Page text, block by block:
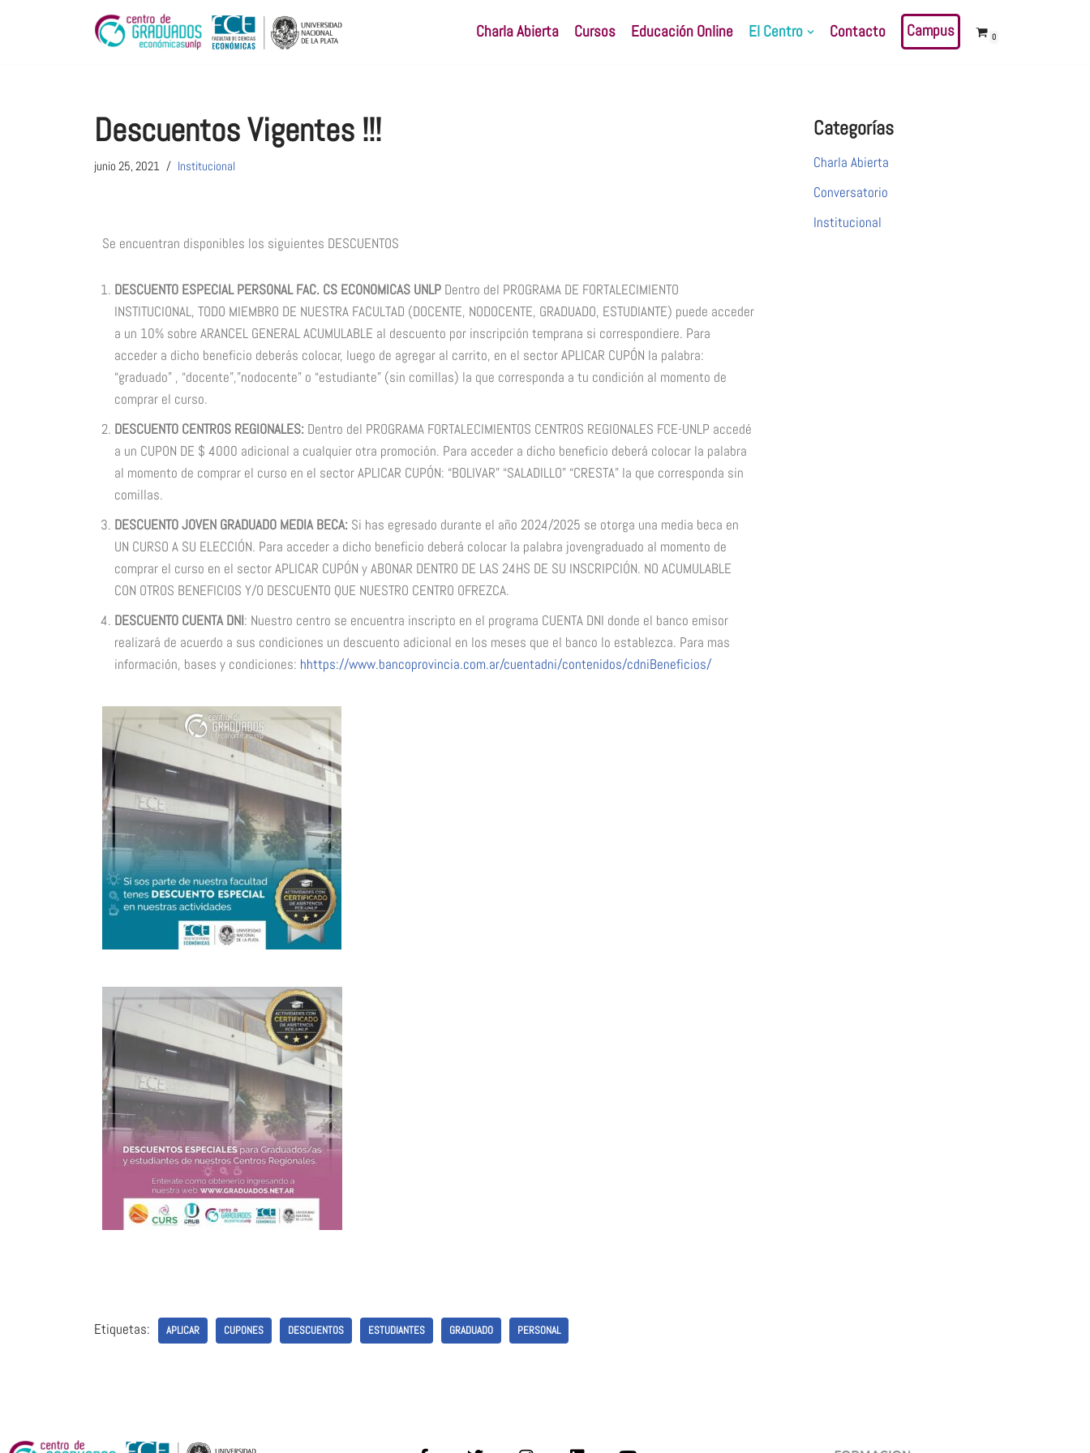
Charla Abierta Cursos Educación Online El Centro Contacto Campus 0
Descuentos Vigentes !!!
junio 25, 2021 Institucional
Se encuentran disponibles los siguientes DESCUENTOS
DESCUENTO ESPECIAL PERSONAL FAC. CS ECONOMICAS UNLP Dentro del PROGRAMA DE FORTALECIMIENTO
INSTITUCIONAL, TODO MIEMBRO DE NUESTRA FACULTAD (DOCENTE, NODOCENTE, GRADUADO, ESTUDIANTE) puede acceder
a un 10% sobre ARANCEL GENERAL ACUMULABLE al descuento por inscripción temprana si correspondiere. Para
acceder a dicho beneficio deberás colocar, luego de agregar al carrito, en el sector APLICAR CUPÓN la palabra:
“graduado” , “docente”,”nodocente” o “estudiante” (sin comillas) la que corresponda a tu condición al momento de
comprar el curso.
DESCUENTO CENTROS REGIONALES: Dentro del PROGRAMA FORTALECIMIENTOS CENTROS REGIONALES FCE-UNLP accedé
a un CUPON DE $ 4000 adicional a cualquier otra promoción. Para acceder a dicho beneficio deberá colocar la palabra
al momento de comprar el curso en el sector APLICAR CUPÓN: “BOLIVAR” “SALADILLO” “CRESTA” la que corresponda sin
comillas.
DESCUENTO JOVEN GRADUADO MEDIA BECA: Si has egresado durante el año 2024/2025 se otorga una media beca en
UN CURSO A SU ELECCIÓN. Para acceder a dicho beneficio deberá colocar la palabra jovengraduado al momento de
comprar el curso en el sector APLICAR CUPÓN y ABONAR DENTRO DE LAS 24HS DE SU INSCRIPCIÓN. NO ACUMULABLE
CON OTROS BENEFICIOS Y/O DESCUENTO QUE NUESTRO CENTRO OFREZCA.
DESCUENTO CUENTA DNI: Nuestro centro se encuentra inscripto en el programa CUENTA DNI donde el banco emisor
realizará de acuerdo a sus condiciones un descuento adicional en los meses que el banco lo establezca. Para mas
información, bases y condiciones: hhttps://www.bancoprovincia.com.ar/cuentadni/contenidos/cdniBeneficios/
Etiquetas: APLICAR CUPONES DESCUENTOS ESTUDIANTES GRADUADO PERSONAL
Categorías
Charla Abierta
Conversatorio
Institucional